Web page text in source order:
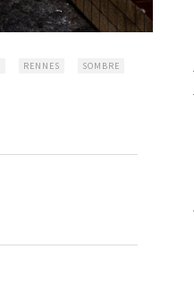
RENNES SOMBRE